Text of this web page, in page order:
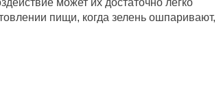
может их достаточно легко
пищи, когда зелень ошпаривают,